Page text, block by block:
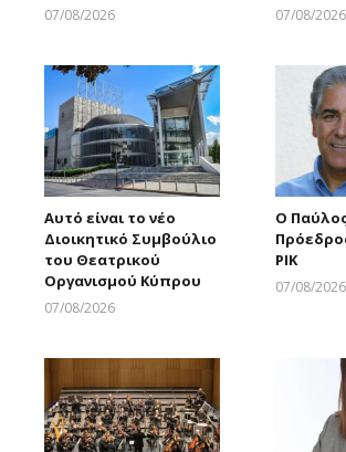
07/08/2026
07/08/2026
Αυτό είναι το νέο
Διοικητικό Συμβούλιο
του Θεατρικού
Οργανισμού Κύπρου
07/08/2026
Ο
ΡΙΚ
07/08/2026